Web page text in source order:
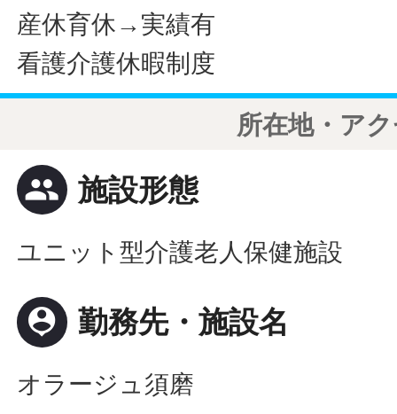
産休育休→実績有
看護介護休暇制度
所在地・ア
people 施設形態
ユニット型介護老人保健施設
person_pin 勤務先・施設名
オラージュ須磨